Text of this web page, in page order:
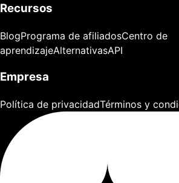
Recursos
BlogPrograma de afiliadosCentro de
aprendizajeAlternativasAPI
Empresa
Política de privacidadTérminos y